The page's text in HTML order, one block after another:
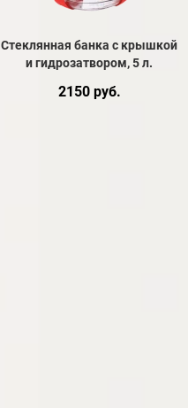
Стеклянная банка с крышкой
и гидрозатвором, 5 л.
2150 руб.